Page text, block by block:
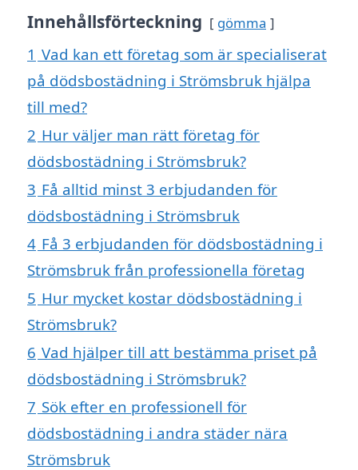
Innehållsförteckning gömma
1 Vad kan ett företag som är specialiserat
på dödsbostädning i Strömsbruk hjälpa
till med?
2 Hur väljer man rätt företag för
dödsbostädning i Strömsbruk?
3 Få alltid minst 3 erbjudanden för
dödsbostädning i Strömsbruk
4 Få 3 erbjudanden för dödsbostädning i
Strömsbruk från professionella företag
5 Hur mycket kostar dödsbostädning i
Strömsbruk?
6 Vad hjälper till att bestämma priset på
dödsbostädning i Strömsbruk?
7 Sök efter en professionell för
dödsbostädning i andra städer nära
Strömsbruk